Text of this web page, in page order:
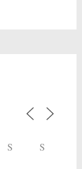
S S